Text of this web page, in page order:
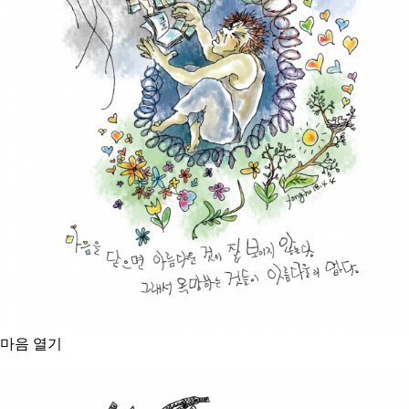
마음 열기